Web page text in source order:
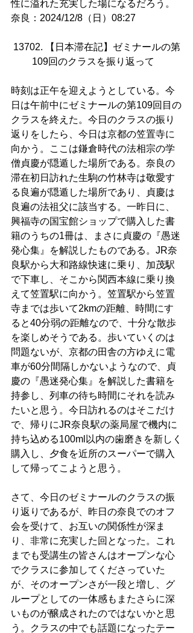
性に溢れた充実した場になるだろう。
奈良：2024/12/8（日）08:27
13702. 【日本滞在記】ゼミナールの第
109回のクラスを振り返って
時刻は正午を迎えようとしている。今
日は午前中にゼミナールの第109回目の
クラスを終えた。今日のクラスの振り
返りをしたら、今日は京都の笠置寺に
向かう。ここは鎌倉時代の法相宗の学
僧貞慶が隠遁した場所である。奈良の
滞在初日訪れた生駒の竹林寺は敬愛す
る良遍が隠遁した場所であり、貞慶は
良遍の法祖父に該当する。一昨日に、
興福寺の国宝館ショップで購入した書
籍のうちの1冊は、まさに貞慶の『愚迷
発心集』を解説したものである。JR奈
良駅から大和路線快速に乗り、加茂駅
で下車し、そこから関西本線に乗り換
えて笠置駅に向かう。笠置駅から笠置
寺までは歩いて2kmの距離、時間にす
ると40分弱の距離なので、十分な散歩
を楽しめそうである。歩いていくのは
問題ないが、京都の田舎の方ゆえに電
車が60分間隔しかないようなので、貞
慶の『愚迷発心集』を解説した書籍を
持参し、列車の待ち時間にそれを読み
たいと思う。今日訪れるのはそこだけ
で、帰りにJR奈良駅の薬局屋で機内に
持ち込める100ml以内の歯磨きを新しく
購入し、夕食を近所のスーパーで購入
して帰ってこようと思う。
さて、今日のゼミナールのクラスの振
り返りであるが、昨日の奈良でのオフ
会を受けて、お互いの関係性が深ま
り、非常に充実した回となった。これ
までも受講生の皆さんはオープンな心
でクラスに参加してくださっていた
が、そのオープンさが一段と増し、グ
ループとしての一体感もまたさらに深
いものが醸成されたのではないかと思
う。クラスの中でも話題になったテー